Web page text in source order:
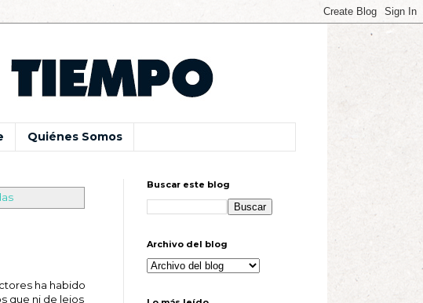
Quiénes Somos
ha habido
que ni de lejos
Buscar este blog
Archivo del blog